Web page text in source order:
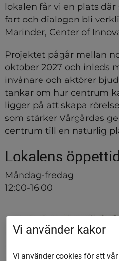
lokalen får vi en plats
fart och dialogen bli
Marinder, Center of
Projektet pågår mellan
oktober 2027 och inleds
invånare och aktörer
tankar om hur centrum
ligger på att skapa
som stärker Vårgårdas
centrum till en naturlig
Lokalens
Måndag-fredag
12:00-16:00
Vi använder kakor
Vi använder cookies för att